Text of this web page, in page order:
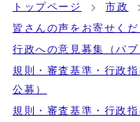
トップページ 市政
皆さんの声をお寄せくだ
行政への意見募集（パブ
規則・審査基準・行政
公募）
規則・審査基準・行政